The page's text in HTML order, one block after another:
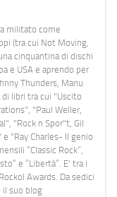
militato come
(tra cui Not Moving,
cinquantina di dischi
e USA e aprendo per
Thunders, Manu
di libri tra cui "Uscito
"Paul Weller,
"Rock n Spor"t, Gil
"Ray Charles- Il genio
“Classic Rock”,
e “Libertà”. E' tra i
Awards. Da sedici
il suo blog